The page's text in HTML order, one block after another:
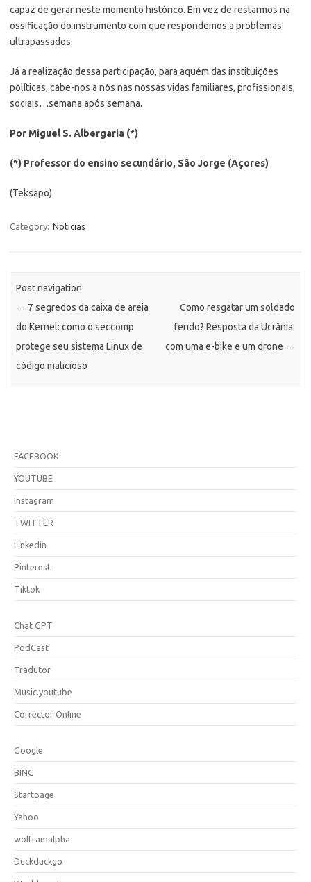
capaz de gerar neste momento histórico. Em vez de restarmos na
ossificação do instrumento com que respondemos a problemas
ultrapassados.
Já a realização dessa participação, para aquém das instituições
políticas, cabe-nos a nós nas nossas vidas familiares, profissionais,
sociais…semana após semana.
Por Miguel S. Albergaria (*)
(*) Professor do ensino secundário, São Jorge (Açores)
(Teksapo)
Category: Noticias
Post navigation
← 7 segredos da caixa de areia
do Kernel: como o seccomp
protege seu sistema Linux de
código malicioso
Como resgatar um soldado
ferido? Resposta da Ucrânia:
com uma e-bike e um drone →
FACEBOOK
YOUTUBE
Instagram
TWITTER
Linkedin
Pinterest
Tiktok
Chat GPT
PodCast
Tradutor
Music.youtube
Corrector Online
Google
BING
Startpage
Yahoo
wolframalpha
Duckduckgo